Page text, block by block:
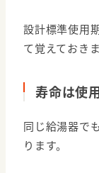
設計標準使用
て覚えておき
寿命は使
同じ給湯器で
ります。